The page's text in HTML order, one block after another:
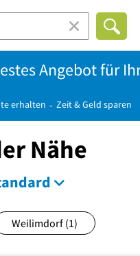
Angebot für
erhalten Zeit & Geld sparen
Nähe
Weilimdorf (1)